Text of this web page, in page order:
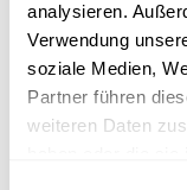
analysieren.
Verwendung
soziale Medien,
Partner führen
weiteren Daten
NEUHEITEN IN DER
Rückblick
der
Einige der